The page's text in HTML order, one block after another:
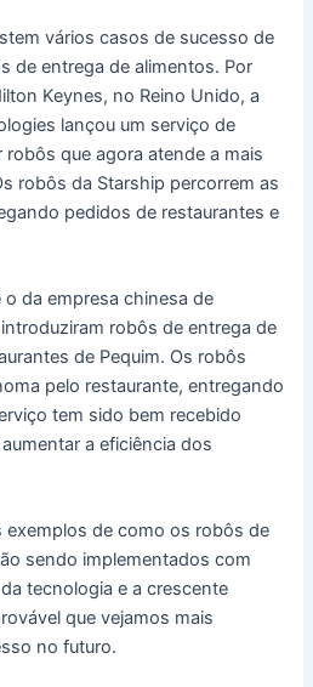
vários casos de sucesso de
de entrega de alimentos. Por
Keynes, no Reino Unido, a
lançou um serviço de
que agora atende a mais
robôs da Starship percorrem as
pedidos de restaurantes e
da empresa chinesa de
robôs de entrega de
de Pequim. Os robôs
pelo restaurante, entregando
tem sido bem recebido
a eficiência dos
exemplos de como os robôs de
sendo implementados com
tecnologia e a crescente
que vejamos mais
no futuro.